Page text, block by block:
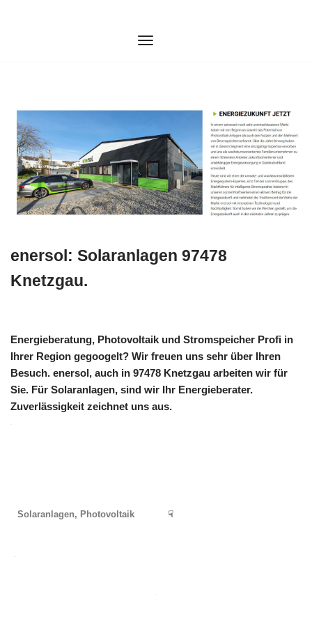
enersol: Solaranlagen 97478
Knetzgau.
Energieberatung, Photovoltaik und Stromspeicher Profi in
Ihrer Region gegoogelt? Wir freuen uns sehr über Ihren
Besuch. enersol, auch in 97478 Knetzgau arbeiten wir für
Sie. Für Solaranlagen, sind wir Ihr Energieberater.
Zuverlässigkeit zeichnet uns aus.
Solaranlagen, Photovoltaik ☟